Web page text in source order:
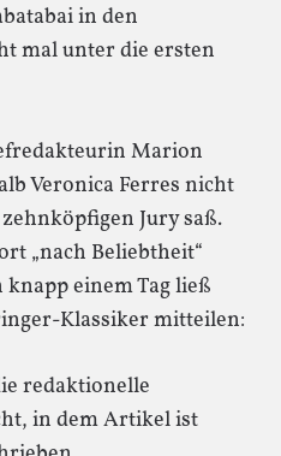
in den
mal unter die ersten
Marion
Veronica Ferres nicht
Jury saß.
„nach Beliebtheit“
einem Tag ließ
Klassiker mitteilen:
redaktionelle
in dem Artikel ist